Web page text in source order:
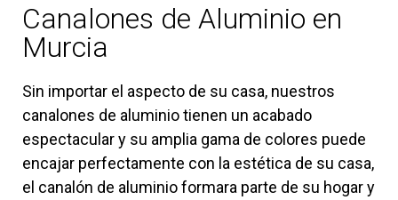
Canalones de Aluminio en
Murcia
Sin importar el aspecto de su casa, nuestros
canalones de aluminio tienen un acabado
espectacular y su amplia gama de colores puede
encajar perfectamente con la estética de su casa,
el canalón de aluminio formara parte de su hogar y